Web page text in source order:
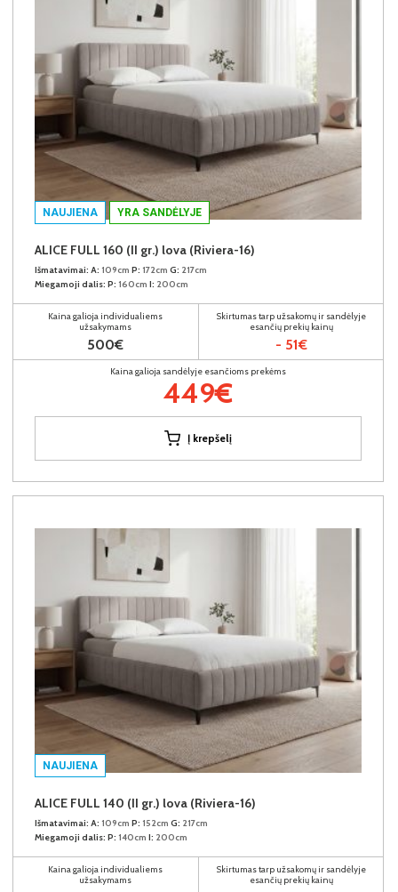
NAUJIENA YRA SANDĖLYJE
ALICE FULL 160 (II gr.) lova (Riviera-16)
Išmatavimai: A: 109cm P: 172cm G: 217cm
Miegamoji dalis: P: 160cm I: 200cm
Kaina galioja individualiems
užsakymams
500€
Skirtumas tarp užsakomų ir sandėlyje
esančių prekių kainų
- 51€
Kaina galioja sandėlyje esančioms prekėms
449€
Į krepšelį
NAUJIENA
ALICE FULL 140 (II gr.) lova (Riviera-16)
Išmatavimai: A: 109cm P: 152cm G: 217cm
Miegamoji dalis: P: 140cm I: 200cm
Kaina galioja individualiems
užsakymams
Skirtumas tarp užsakomų ir sandėlyje
esančių prekių kainų